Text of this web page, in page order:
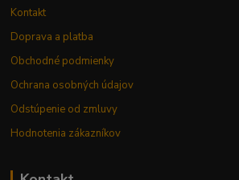
Kontakt
Doprava a platba
Obchodné podmienky
Ochrana osobných údajov
Odstúpenie od zmluvy
Hodnotenia zákazníkov